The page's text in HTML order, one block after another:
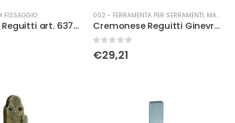
FISSAGGIO
Copridado Reguitti art. 637 olv
002 - FERRAMENTA PER SERRAMENTI, MANIGLIERIA
Cremonese Reguitti Ginevra c/bu brz ant
Su 5
€29,21